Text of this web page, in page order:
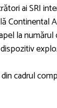
ai SRI
Continental
la numărul
cadrul